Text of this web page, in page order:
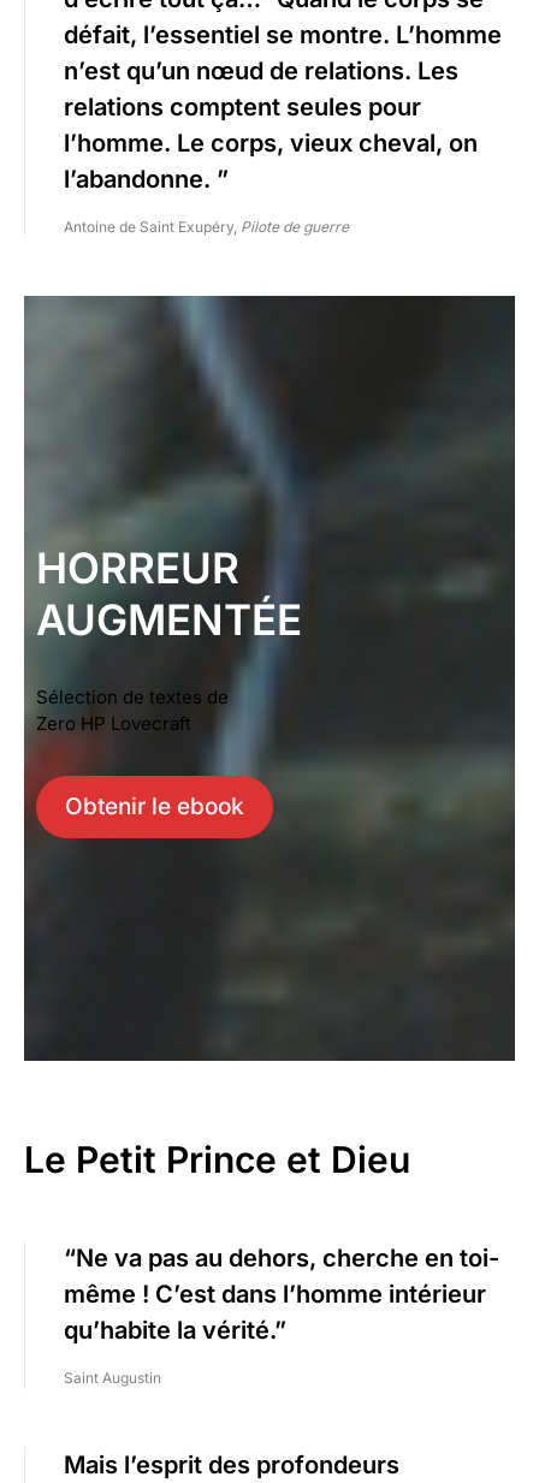
défait, l’essentiel se montre. L’homme
n’est qu’un nœud de relations. Les
relations comptent seules pour
l’homme. Le corps, vieux cheval, on
l’abandonne. ”
Antoine de Saint Exupéry, Pilote de guerre
HORREUR
AUGMENTÉE
Sélection de textes de
Zero HP Lovecraft
Obtenir le ebook
Le Petit Prince et Dieu
“Ne va pas au dehors, cherche en toi-
même ! C’est dans l’homme intérieur
qu’habite la vérité.”
Saint Augustin
Mais l’esprit des profondeurs